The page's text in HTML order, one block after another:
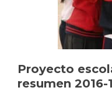
Proyecto
resumen 2016-1